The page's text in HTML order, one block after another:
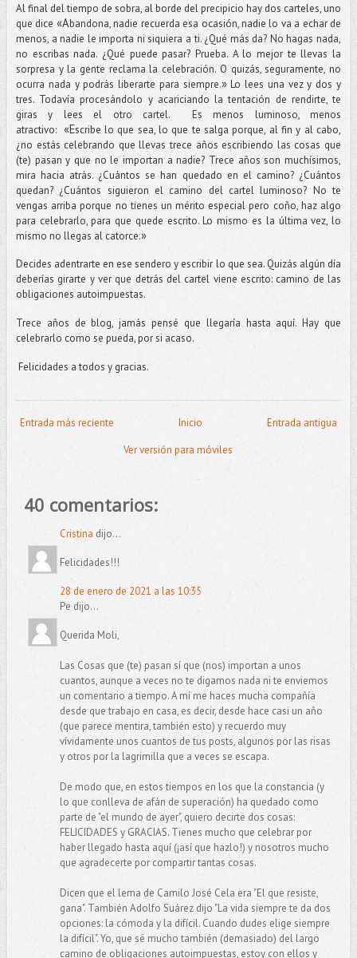
Al final del tiempo de sobra, al borde del precipicio hay dos carteles, uno
que dice «Abandona, nadie recuerda esa ocasión, nadie lo va a echar de
menos, a nadie le importa ni siquiera a ti. ¿Qué más da? No hagas nada,
no escribas nada. ¿Qué puede pasar? Prueba. A lo mejor te llevas la
sorpresa y la gente reclama la celebración. O quizás, seguramente, no
ocurra nada y podrás liberarte para siempre.»Lo lees una vez y dos y
tres. Todavía procesándolo y acariciando la tentación de rendirte, te
giras y lees el otro cartel. Es menos luminoso, menos
atractivo: «Escribe lo que sea, lo que te salga porque, al fin y al cabo,
¿no estás celebrando que llevas trece años escribiendo las cosas que
(te) pasan y que no le importan a nadie? Trece años son muchísimos,
mira hacia atrás. ¿Cuántos se han quedado en el camino? ¿Cuántos
quedan? ¿Cuántos siguieron el camino del cartel luminoso? No te
vengas arriba porque no tienes un mérito especial pero coño, haz algo
para celebrarlo, para que quede escrito. Lo mismo es la última vez, lo
mismo no llegas al catorce.»
Decides adentrarte en ese sendero y escribir lo que sea. Quizás algún día
deberías girarte y ver que detrás del cartel viene escrito: camino de las
obligaciones autoimpuestas.
Trece años de blog, jamás pensé que llegaría hasta aquí. Hay que
celebrarlo como se pueda, por si acaso.
Felicidades a todos y gracias.
Entrada más reciente Entrada antigua
Inicio
Ver versión para móviles
40 comentarios:
Cristina dijo...
Felicidades!!!
28 de enero de 2021 a las 10:35
Pe dijo...
Querida Moli,
Las Cosas que (te) pasan sí que (nos) importan a unos
cuantos, aunque a veces no te digamos nada ni te enviemos
un comentario a tiempo. A mí me haces mucha compañía
desde que trabajo en casa, es decir, desde hace casi un año
(que parece mentira, también esto) y recuerdo muy
vívidamente unos cuantos de tus posts, algunos por las risas
y otros por la lagrimilla que a veces se escapa.
De modo que, en estos tiempos en los que la constancia (y
lo que conlleva de afán de superación) ha quedado como
parte de "el mundo de ayer", quiero decirte dos cosas:
FELICIDADES y GRACIAS. Tienes mucho que celebrar por
haber llegado hasta aquí (¡así que hazlo!) y nosotros mucho
que agradecerte por compartir tantas cosas.
Dicen que el lema de Camilo José Cela era "El que resiste,
gana". También Adolfo Suárez dijo "La vida siempre te da dos
opciones: la cómoda y la difícil. Cuando dudes elige siempre
la difícil". Yo, que sé mucho también (demasiado) del largo
camino de obligaciones autoimpuestas, estoy con ellos y